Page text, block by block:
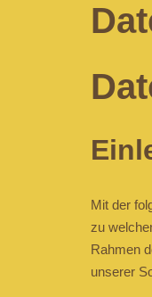
Mit der
zu
Rahmen
unserer